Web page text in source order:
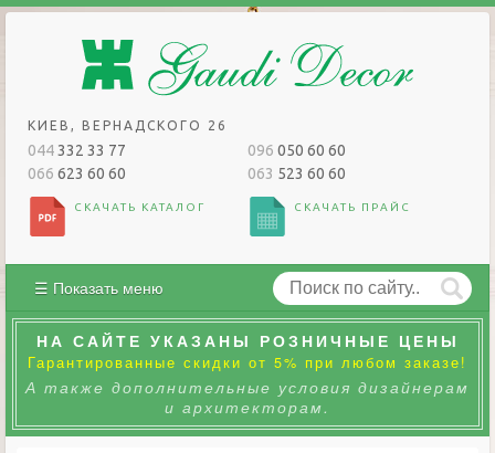
КИЕВ, ВЕРНАДСКОГО 26
044332 33 77 096 050 60 60
066 623 60 60 063 523 60 60
СКАЧАТЬ КАТАЛОГ СКАЧАТЬ ПРАЙС
☰ Показать меню
НА САЙТЕ УКАЗАНЫ РОЗНИЧНЫЕ ЦЕНЫ
Гарантированные скидки от 5% при любом заказе!
А также дополнительные условия дизайнерам
и архитекторам.